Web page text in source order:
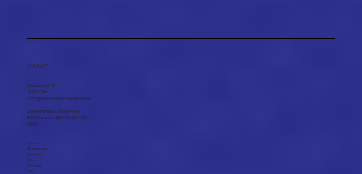
CONTACT
Zandstraat 17
2250 Olen​
Tom@WhiteWhaleWebdesign.be
Ond.nummer: 0795 594 196
BTW nummer: BE 0795 594 196
MENU
Home
Webdesign
Diensten
Over
Contact
FAQ